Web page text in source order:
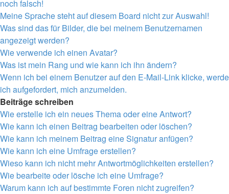
noch falsch!
Meine Sprache steht auf diesem Board nicht zur Auswahl!
Was sind das für Bilder, die bei meinem Benutzernamen
angezeigt werden?
Wie verwende ich einen Avatar?
Was ist mein Rang und wie kann ich ihn ändern?
Wenn ich bei einem Benutzer auf den E-Mail-Link klicke, werde
ich aufgefordert, mich anzumelden.
Beiträge schreiben
Wie erstelle ich ein neues Thema oder eine Antwort?
Wie kann ich einen Beitrag bearbeiten oder löschen?
Wie kann ich meinem Beitrag eine Signatur anfügen?
Wie kann ich eine Umfrage erstellen?
Wieso kann ich nicht mehr Antwortmöglichkeiten erstellen?
Wie bearbeite oder lösche ich eine Umfrage?
Warum kann ich auf bestimmte Foren nicht zugreifen?